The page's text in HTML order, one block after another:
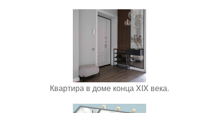
Квартира в доме конца XIX века.